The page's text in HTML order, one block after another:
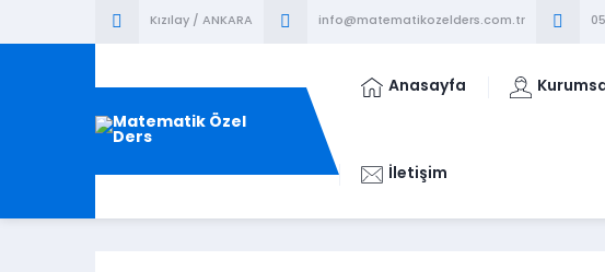
Kızılay / ANKARA info@matematikozelders.com.tr
Anasayfa
İletişim